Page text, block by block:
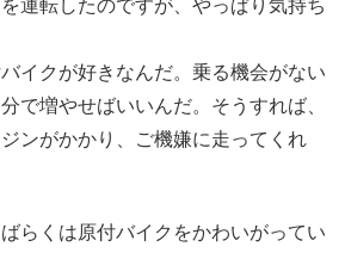
運転したのですが、やっぱり気持ち
イクが好きなんだ。乗る機会がない
で増やせばいいんだ。そうすれば、
ンがかかり、ご機嫌に走ってくれ
らくは原付バイクをかわいがってい